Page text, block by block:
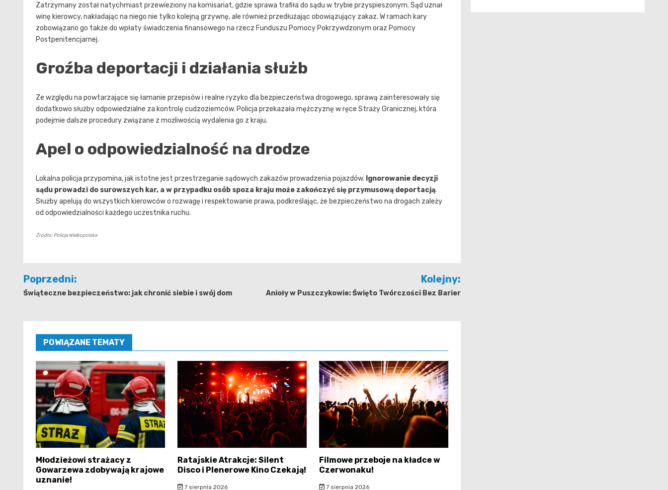
Zatrzymany został natychmiast przewieziony na komisariat, gdzie sprawa trafiła do sądu w trybie przyspieszonym. Sąd uznał
winę kierowcy, nakładając na niego nie tylko kolejną grzywnę, ale również przedłużając obowiązujący zakaz. W ramach kary
zobowiązano go także do wpłaty świadczenia finansowego na rzecz Funduszu Pomocy Pokrzywdzonym oraz Pomocy
Postpenitencjarnej.
Groźba deportacji i działania służb
Ze względu na powtarzające się łamanie przepisów i realne ryzyko dla bezpieczeństwa drogowego, sprawą zainteresowały się
dodatkowo służby odpowiedzialne za kontrolę cudzoziemców. Policja przekazała mężczyznę w ręce Straży Granicznej, która
podejmie dalsze procedury związane z możliwością wydalenia go z kraju.
Apel o odpowiedzialność na drodze
Lokalna policja przypomina, jak istotne jest przestrzeganie sądowych zakazów prowadzenia pojazdów. Ignorowanie decyzji
sądu prowadzi do surowszych kar, a w przypadku osób spoza kraju może zakończyć się przymusową deportacją.
Służby apelują do wszystkich kierowców o rozwagę i respektowanie prawa, podkreślając, że bezpieczeństwo na drogach zależy
od odpowiedzialności każdego uczestnika ruchu.
Źródło: Policja Wielkopolska
Nawigacja
wpisu
Poprzedni:
Świąteczne bezpieczeństwo: jak chronić siebie i swój dom
Kolejny:
Anioły w Puszczykowie: Święto Twórczości Bez Barier
POWIĄZANE TEMATY
Młodzieżowi strażacy z
Gowarzewa zdobywają krajowe
uznanie!
Ratajskie Atrakcje: Silent
Disco i Plenerowe Kino Czekają!
7 sierpnia 2026
Filmowe przeboje na kładce w
Czerwonaku!
7 sierpnia 2026